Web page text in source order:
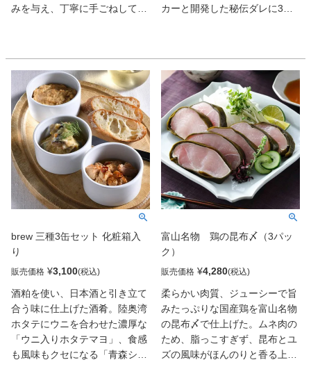
みを与え、丁寧に手ごねしてい
した口当たりがたまらない!
カーと開発した秘伝ダレに3度
群!
brew 三種3缶セット 化粧箱入
り
販売価格 ¥3,100
酒粕を使い、日本酒と引き立て
合う味に仕上げた酒肴。陸奥湾
ホタテにウニを合わせた濃厚な
「ウニ入りホタテマヨ」、食感
も風味もクセになる「青森シャ
富山名物 鶏の昆布〆（3パッ
ク）
販売価格 ¥4,280
柔らかい肉質、ジューシーで旨
みたっぷりな国産鶏を富山名物
の昆布〆で仕上げた。ムネ肉の
ため、脂っこすぎず、昆布とユ
ズの風味がほんのりと香る上品